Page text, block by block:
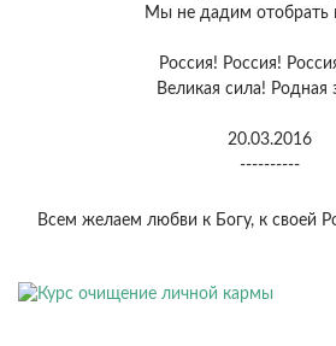
Мы не дадим отобрать
Россия! Россия!
Великая сила! Родная
20.03.2016
----------
Всем желаем любви к Богу, к своей